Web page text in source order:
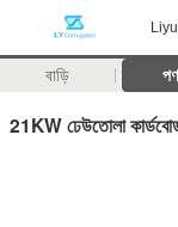
বাড়ি
21KW ঢেউতোলা